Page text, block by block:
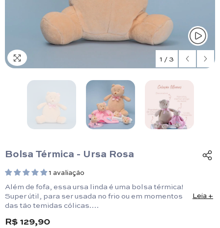
1 /3
Bolsa Térmica - Ursa Rosa
1 avaliação
Além de fofa, essa ursa linda é uma bolsa térmica!
Super útil, para ser usada no frio ou em momentos
das tão temidas cólicas.
Leia +
R$ 129,90